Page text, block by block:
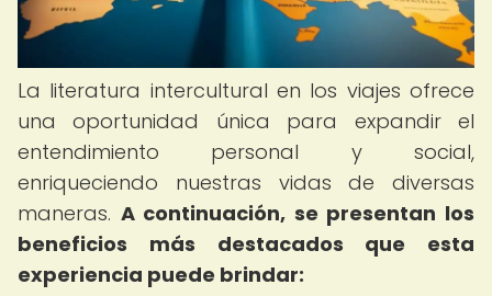
La literatura intercultural en los viajes ofrece
una oportunidad única para expandir el
entendimiento personal y social,
enriqueciendo nuestras vidas de diversas
maneras. A continuación, se presentan los
beneficios más destacados que esta
experiencia puede brindar: